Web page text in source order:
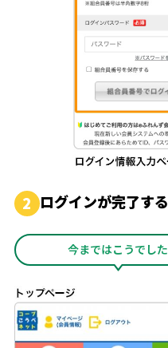
2 ログインが完了する
今まではこうでした